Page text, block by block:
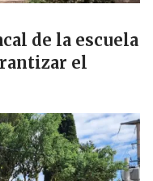
de la escuela
el